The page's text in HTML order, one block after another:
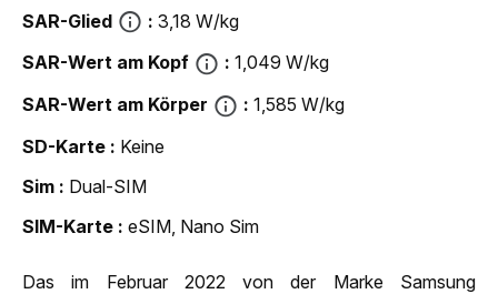
SAR-Glied
3,18 W/kg
SAR-Wert am Kopf
1,049 W/kg
SAR-Wert am Körper
1,585 W/kg
SD-Karte
Keine
Sim
Dual-SIM
SIM-Karte
eSIM, Nano Sim
Das im Februar 2022 von der Marke Samsung